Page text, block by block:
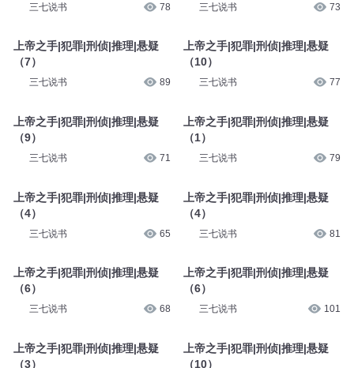
三七说书 78
上帝之手|犯罪|刑侦|推理|悬疑
（7）
三七说书 89
上帝之手|犯罪|刑侦|推理|悬疑
（9）
三七说书 71
上帝之手|犯罪|刑侦|推理|悬疑
（4）
三七说书 65
上帝之手|犯罪|刑侦|推理|悬疑
（6）
三七说书 68
上帝之手|犯罪|刑侦|推理|悬疑
（3）
三七说书 73
上帝之手|犯罪|刑侦|推理|悬疑
（10）
三七说书 77
上帝之手|犯罪|刑侦|推理|悬疑
（1）
三七说书 79
上帝之手|犯罪|刑侦|推理|悬疑
（4）
三七说书 81
上帝之手|犯罪|刑侦|推理|悬疑
（6）
三七说书 101
上帝之手|犯罪|刑侦|推理|悬疑
（10）